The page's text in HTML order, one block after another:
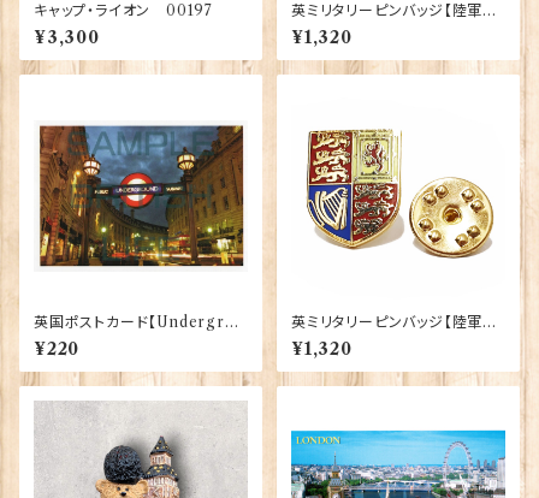
キャップ・ライオン 00197
¥3,300
英ミリタリーピンバッジ【陸軍=S
hield Scots Guards】Traditi
on 90043-M011
¥1,320
英国ポストカード【Undergrou
nd - London】Jadges 90339
-09
¥220
英ミリタリーピンバッジ【陸軍=R
oyal Cypher】Tradition 900
43-M040
¥1,320